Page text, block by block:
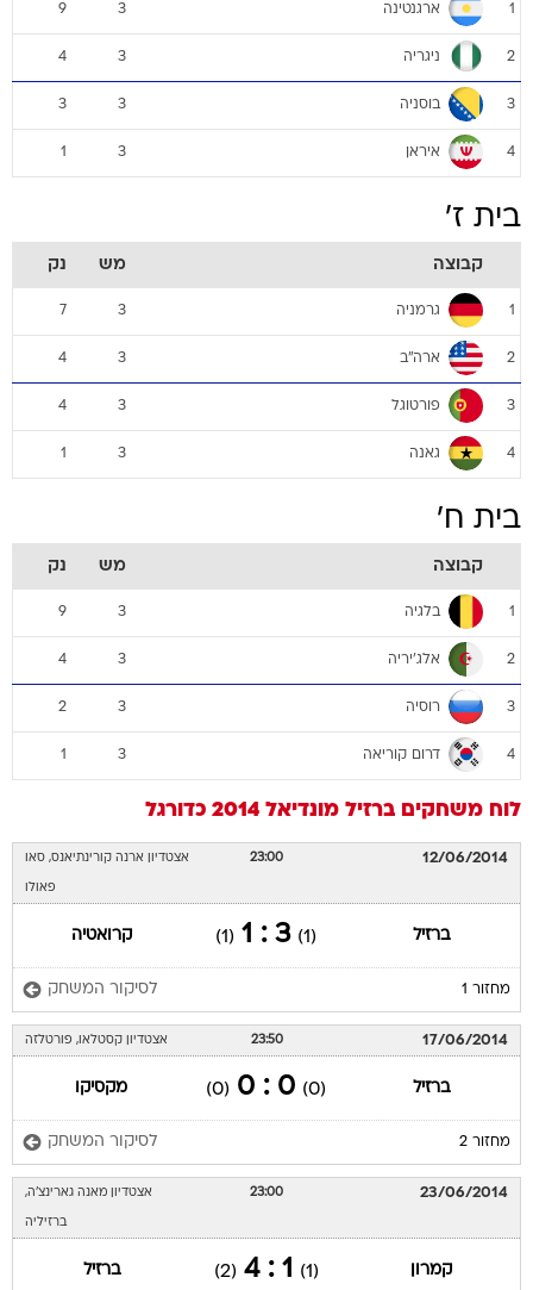
1 ארגנטינה 3
9
2 ניגריה 3
4
3 בוסניה 3
3
4 איראן 3
1
בית ז'
קבוצה מש נק
1 גרמניה 3
7
2 ארה"ב 3
4
3 פורטוגל 3
4
4 גאנה 3
1
בית ח'
קבוצה מש נק
1 בלגיה 3
9
2 אלג'יריה 3
4
3 רוסיה 3
2
4 דרום קוריאה 3
1
לוח משחקים ברזיל מונדיאל 2014 כדורגל
12/06/2014
23:00 אצטדיון ארנה קורינתיאנס, סאו
פאולו
ברזיל (1)
3 : 1
(1) קרואטיה
מחזור 1 לסיקור המשחק
17/06/2014
23:50 אצטדיון קסטלאו, פורטלזה
ברזיל (0)
0 : 0
(0) מקסיקו
מחזור 2 לסיקור המשחק
23/06/2014
23:00 אצטדיון מאנה גארינצ'ה,
ברזיליה
קמרון (1)
1 : 4
(2) ברזיל